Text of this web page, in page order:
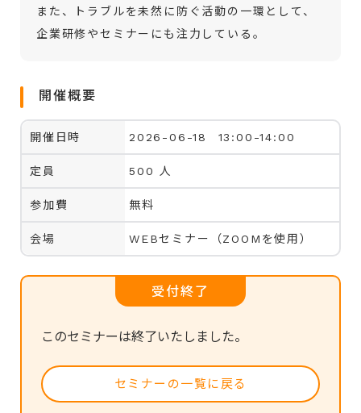
また、トラブルを未然に防ぐ活動の一環として、
企業研修やセミナーにも注力している。
開催概要
開催日時 2026-06-18 13:00-14:00
定員 500 人
参加費 無料
会場 WEBセミナー（ZOOMを使用）
受付終了
このセミナーは終了いたしました。
セミナーの一覧に戻る